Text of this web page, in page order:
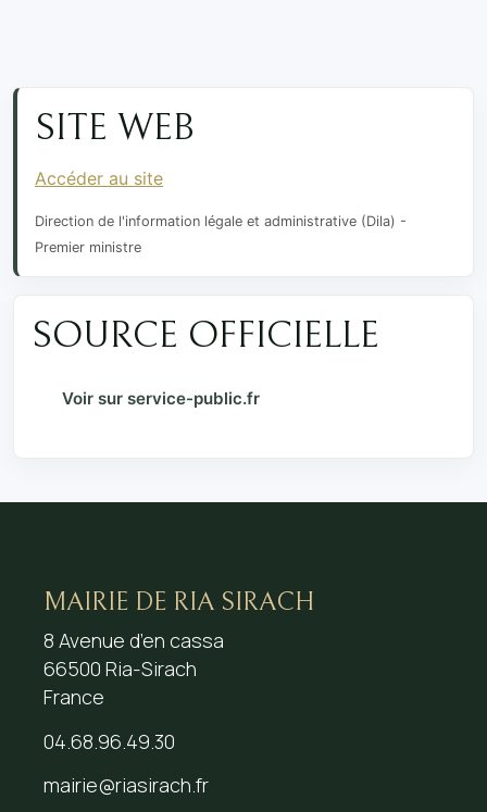
SITE WEB
Accéder au site
Direction de l'information légale et administrative (Dila) -
Premier ministre
SOURCE OFFICIELLE
Voir sur service-public.fr
MAIRIE DE RIA SIRACH
8 Avenue d’en cassa
66500 Ria-Sirach
France
04.68.96.49.30
mairie@riasirach.fr